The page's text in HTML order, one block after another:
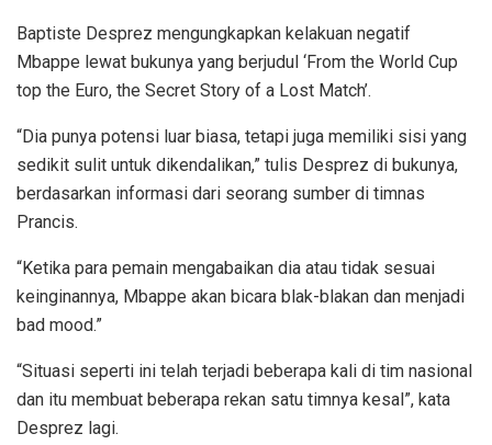
Baptiste Desprez mengungkapkan kelakuan negatif
Mbappe lewat bukunya yang berjudul ‘From the World Cup
top the Euro, the Secret Story of a Lost Match’.
“Dia punya potensi luar biasa, tetapi juga memiliki sisi yang
sedikit sulit untuk dikendalikan,” tulis Desprez di bukunya,
berdasarkan informasi dari seorang sumber di timnas
Prancis.
“Ketika para pemain mengabaikan dia atau tidak sesuai
keinginannya, Mbappe akan bicara blak-blakan dan menjadi
bad mood.”
“Situasi seperti ini telah terjadi beberapa kali di tim nasional
dan itu membuat beberapa rekan satu timnya kesal”, kata
Desprez lagi.